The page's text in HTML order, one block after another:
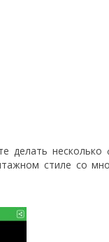
делать
стиле со